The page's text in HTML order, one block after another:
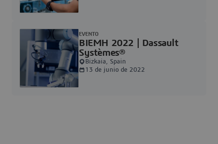
BIEMH 2022 | Dassault
Systèmes®
EVENTO
Bizkaia, Spain
13 de junio de 2022